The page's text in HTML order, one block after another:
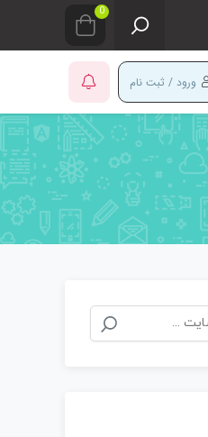
0
ورود / ثبت نام